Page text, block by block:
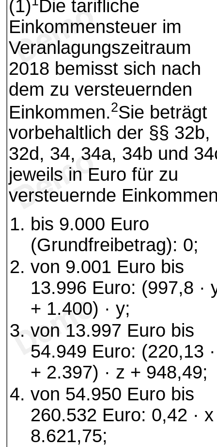
(1) Die tarifliche
Einkommensteuer im
Veranlagungszeitraum
2018 bemisst sich nach
dem zu versteuernden
Einkommen.2Sie beträgt
vorbehaltlich der §§ 32b,
32d, 34, 34a, 34b und
jeweils in Euro für zu
versteuernde
bis 9.000 Euro
(Grundfreibetrag): 0;
von 9.001 Euro bis
13.996 Euro: (997,8 ·
+ 1.400) · y;
von 13.997 Euro bis
54.949 Euro: (220,13
+ 2.397) · z + 948,49;
von 54.950 Euro bis
260.532 Euro: 0,42 ·
8.621,75;